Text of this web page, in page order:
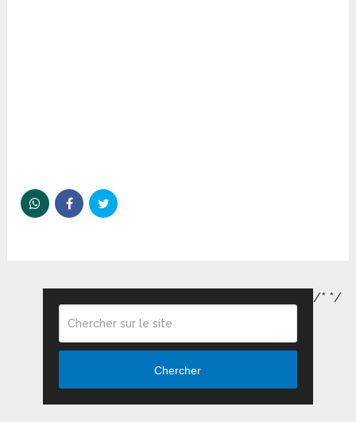
Chercher
/* */